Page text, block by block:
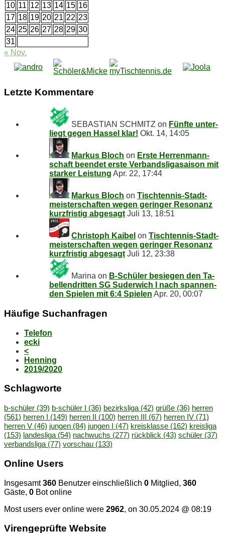
10 11 12 13 14 15 16
17 18 19 20 21 22 23
24 25 26 27 28 29 30
31
« Nov.
Letz­te Kommentare
SEBASTIAN SCHMITZ on Fünf­te un­ter­
liegt ge­gen Has­sel klar! Okt. 14, 14:05
Markus Bloch on Ers­te Her­ren­mann­
schaft be­en­det ers­te Ver­bands­li­ga­sai­son mit
star­ker Leistung Apr. 22, 17:44
Markus Bloch on Tisch­ten­nis-Stadt­
meis­ter­schaf­ten we­gen ge­rin­ger Re­so­nanz
kurz­fris­tig abgesagt Juli 13, 18:51
Christoph Kaibel on Tisch­ten­nis-Stadt­
meis­ter­schaf­ten we­gen ge­rin­ger Re­so­nanz
kurz­fris­tig abgesagt Juli 12, 23:38
Marina on B‑Schüler be­sie­gen den Ta­
bel­len­drit­ten SG Su­der­wich I nach span­nen­
den Spie­len mit 6:4 Spielen Apr. 20, 00:07
Häu­fi­ge Suchanfragen
Telefon
ecki
<
Henning
2019/2020
Schlag­wor­te
b-schüler (39) b-schüler I (36) bezirksliga (42) grüße (36) herren
(561) herren I (149) herren II (100) herren III (67) herren IV (71)
herren V (46) jungen (84) jungen I (47) kreisklasse (162) kreisliga
(153) landesliga (54) nachwuchs (277) rückblick (43) schüler (37)
verbandsliga (77) vorschau (133)
On­line Users
Insgesamt360 Benutzer einschließlich 0 Mitglied, 360
Gäste, 0 Bot online
Most users ever online were 2962, on 30.05.2024 @ 08:19
Vi­ren­ge­prüf­te Website